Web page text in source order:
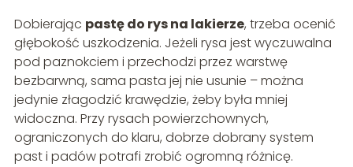
Dobierając pastę do rys na lakierze, trzeba ocenić
głębokość uszkodzenia. Jeżeli rysa jest wyczuwalna
pod paznokciem i przechodzi przez warstwę
bezbarwną, sama pasta jej nie usunie – można
jedynie złagodzić krawędzie, żeby była mniej
widoczna. Przy rysach powierzchownych,
ograniczonych do klaru, dobrze dobrany system
past i padów potrafi zrobić ogromną różnicę.